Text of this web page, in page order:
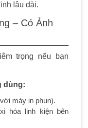
lâu dài.
– Có Ảnh
trọng nếu bạn
dùng:
máy in phun).
hóa linh kiện bên